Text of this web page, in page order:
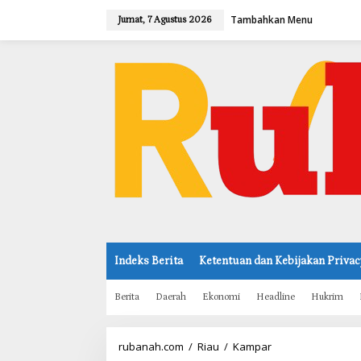
Jumat, 7 Agustus 2026 Tambahkan Menu
Indeks Berita Ketentuan dan Kebijakan
Berita Daerah Ekonomi Headline Hukrim
rubanah.com / Riau / Kampar